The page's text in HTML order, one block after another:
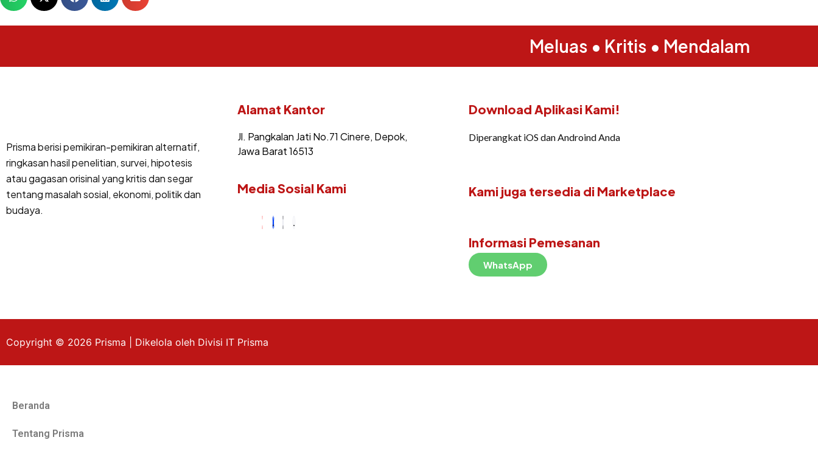
Meluas • Kritis • Mendalam
Prisma berisi pemikiran-pemikiran alternatif,
ringkasan hasil penelitian, survei, hipotesis
atau gagasan orisinal yang kritis dan segar
tentang masalah sosial, ekonomi, politik dan
budaya.
Alamat Kantor
Jl. Pangkalan Jati No.71 Cinere, Depok,
Jawa Barat 16513
Media Sosial Kami
Download Aplikasi Kami!
Diperangkat iOS dan Androind Anda
Kami juga tersedia di Marketplace
Informasi Pemesanan
WhatsApp
Copyright © 2026 Prisma | Dikelola oleh Divisi IT Prisma
Beranda
Tentang Prisma